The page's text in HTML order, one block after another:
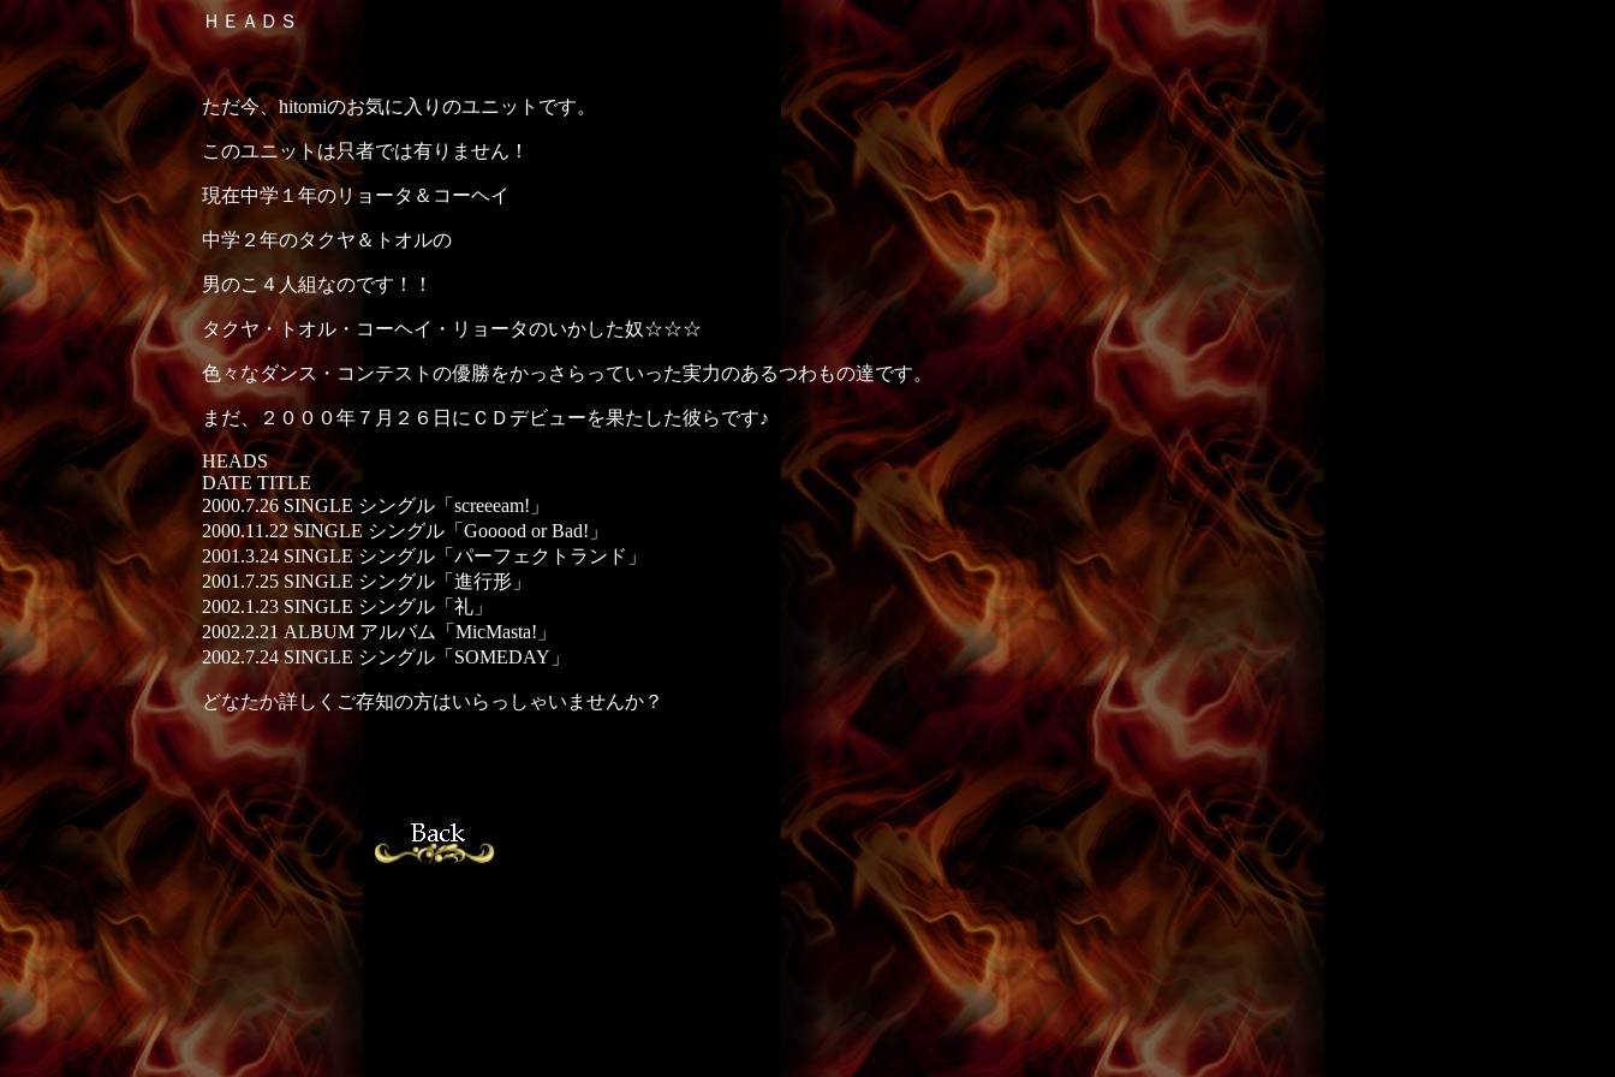
ＨＥＡＤＳ
ただ今、hitomiのお気に入りのユニットです。
このユニットは只者では有りません！
現在中学１年のリョータ＆コーヘイ
中学２年のタクヤ＆トオルの
男のこ４人組なのです！！
タクヤ・トオル・コーヘイ・リョータのいかした奴☆☆☆
色々なダンス・コンテストの優勝をかっさらっていった実力のあるつわもの達です。
まだ、２０００年７月２６日にＣＤデビューを果たした彼らです♪
HEADS
DATE TITLE
2000.7.26 SINGLE シングル「screeeam!」
2000.11.22 SINGLE シングル「Gooood or Bad!」
2001.3.24 SINGLE シングル「パーフェクトランド」
2001.7.25 SINGLE シングル「進行形」
2002.1.23 SINGLE シングル「礼」
2002.2.21 ALBUM アルバム「MicMasta!」
2002.7.24 SINGLE シングル「SOMEDAY」
どなたか詳しくご存知の方はいらっしゃいませんか？